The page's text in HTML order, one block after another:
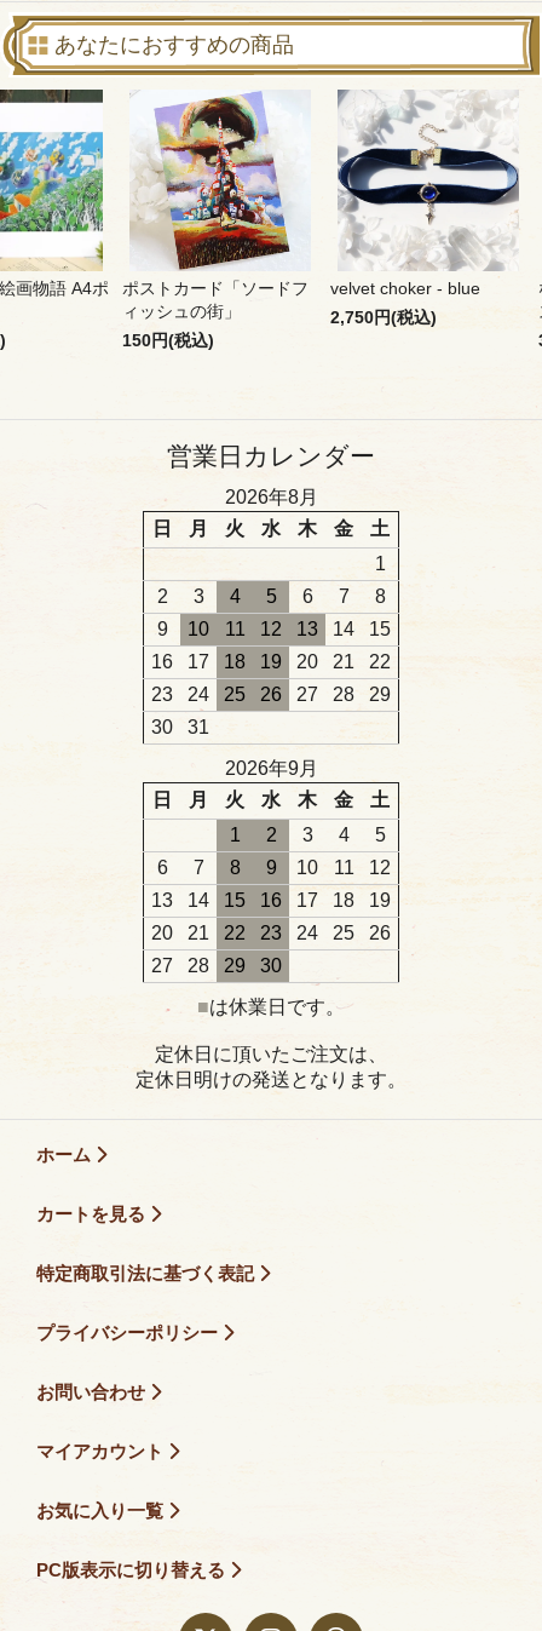
あなたにおすすめの商品
画物語 A4ポ
ポストカード「ソードフ
ィッシュの街」
150円(税込)
velvet choker - blue
2,750円(税込)
営業日カレンダー
2026年8月
日
月 火 水 木 金
土
1
2
3 4 5 6 7
8
9
10 11 12 13 14
15
16
17 18 19 20 21
22
23
24 25 26 27 28
29
30
31
2026年9月
日
月 火 水 木 金
土
1
2 3 4
5
6
7 8 9 10 11
12
13
14 15 16 17 18
19
20
21 22 23 24 25
26
27
28 29
30
■は休業日です。
定休日に頂いたご注文は、
定休日明けの発送となります。
ホーム
カートを見る
特定商取引法に基づく表記
プライバシーポリシー
お問い合わせ
マイアカウント
お気に入り一覧
PC版表示に切り替える